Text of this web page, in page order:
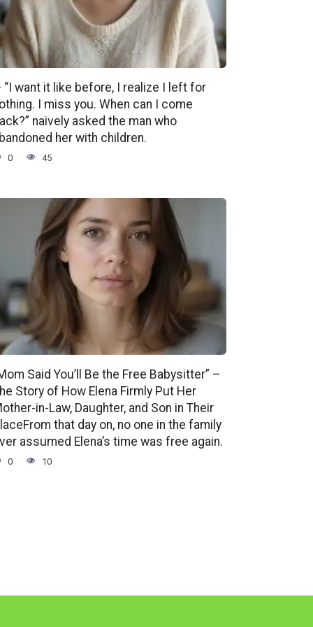
“I want it like before, I realize I left for
I miss you. When can I come
naively asked the man who
her with children.
0 45
Said You’ll Be the Free Babysitter” –
Story of How Elena Firmly Put Her
in-Law, Daughter, and Son in Their
that day on, no one in the family
assumed Elena’s time was free again.
0 10